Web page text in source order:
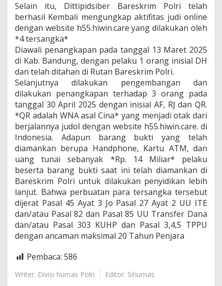
l
r
i
Selain itu, Dittipidsiber Bareskrim Polri telah
berhasil Kembali mengungkap aktifitas judi online
dengan website h55.hiwin.care yang dilakukan oleh
*4 tersangka*
Diawali penangkapan pada tanggal 13 Maret 2025
di Kab. Bandung, dengan pelaku 1 orang inisial DH
dan telah ditahan di Rutan Bareskrim Polri.
Selanjutnya dilakukan pengembangan dan
dilakukan penangkapan terhadap 3 orang pada
tanggal 30 April 2025 dengan inisial AF, RJ dan QR.
*QR adalah WNA asal Cina* yang menjadi otak dari
berjalannya judol dengan website h55.hiwin.care. di
Indonesia. Adapun barang bukti yang telah
diamankan berupa Handphone, Kartu ATM, dan
uang tunai sebanyak *Rp. 14 Miliar* pelaku
beserta barang bukti saat ini telah diamankan di
Bareskrim Polri untuk dilakukan penyidikan lebih
lanjut. Bahwa perbuatan para tersangka tersebut
dijerat Pasal 45 Ayat 3 Jo Pasal 27 Ayat 2 UU ITE
dan/atau Pasal 82 dan Pasal 85 UU Transfer Dana
dan/atau Pasal 303 KUHP dan Pasal 3,4,5 TPPU
dengan ancaman maksimal 20 Tahun Penjara
Pembaca: 586
Writer: Divisi humas Polri Editor: Sihumas